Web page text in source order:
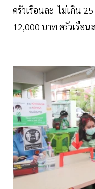
ครัวเรือนละ ไม่เกิน
12,000 บาท ครัวเรือ